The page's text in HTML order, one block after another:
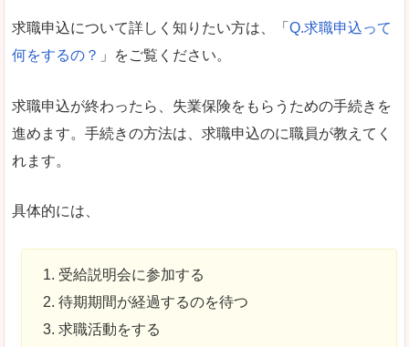
求職申込について詳しく知りたい方は、「 Q.求職申込って
何をするの？ 」をご覧ください。
求職申込が終わったら、失業保険をもらうための手続きを
進めます。手続きの方法は、求職申込のに職員が教えてく
れます。
具体的には、
受給説明会に参加する
待期期間が経過するのを待つ
求職活動をする